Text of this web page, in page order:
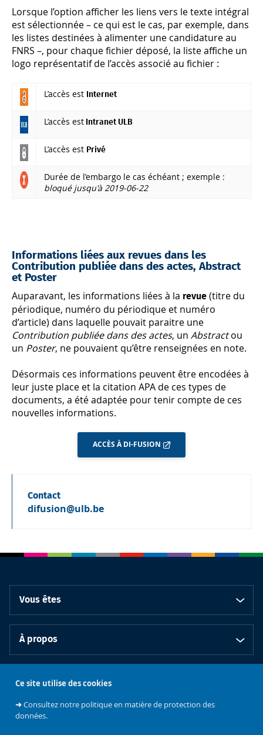
Ce site utilise des cookies
➜Consultez notre politique en matière de protection des
données.
Lorsque l’option afficher les liens vers le texte intégral
est sélectionnée – ce qui est le cas, par exemple, dans
les listes destinées à alimenter une candidature au
FNRS –, pour chaque fichier déposé, la liste affiche un
logo représentatif de l’accès associé au fichier :
L’accès est Internet
L’accès est Intranet ULB
L’accès est Privé
Durée de l’embargo le cas échéant ; exemple :
bloqué jusqu'à 2019-06-22
Informations liées aux revues dans les
Contribution publiée dans des actes, Abstract
et Poster
Auparavant, les informations liées à la revue (titre du
périodique, numéro du périodique et numéro
d’article) dans laquelle pouvait paraitre une
Contribution publiée dans des actes, un Abstractou
un Poster, ne pouvaient qu’être renseignées en note.
Désormais ces informations peuvent être encodées à
leur juste place et la citation APA de ces types de
documents, a été adaptée pour tenir compte de ces
nouvelles informations.
ACCÈS À DI-FUSION
Contact
difusion@ulb.be
Vous êtes
À propos
Bibliothèques